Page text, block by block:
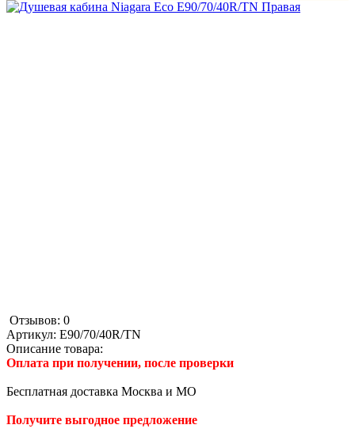
Отзывов: 0
Артикул: E90/70/40R/TN
Описание товара:
Оплата при получении, после проверки
Бесплатная доставка Москва и МО
Получите выгодное предложение